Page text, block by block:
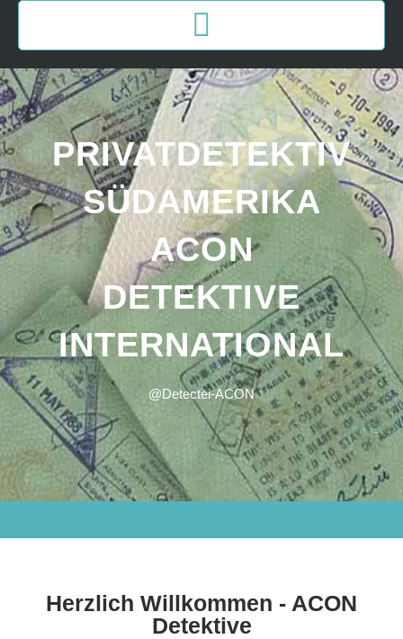
PRIVATDETEKTIV
SÜDAMERIKA
ACON
DETEKTIVE
INTERNATIONAL
@Detectei-ACON
Herzlich Willkommen - ACON
Detektive